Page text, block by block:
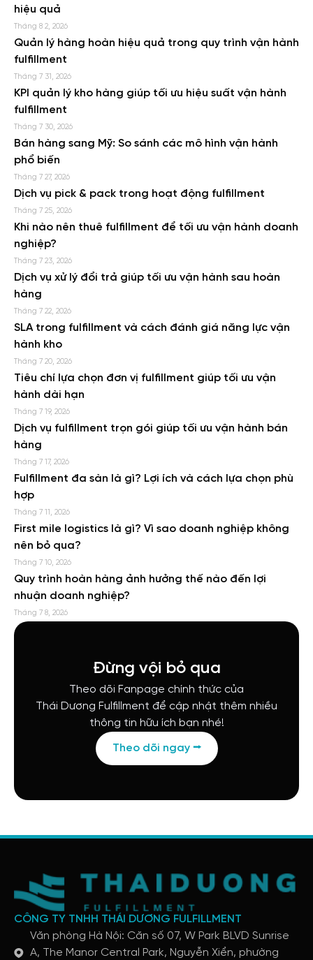
hiệu quả
Tháng 8 2, 2026
Quản lý hàng hoàn hiệu quả trong quy trình vận hành
fulfillment
Tháng 7 31, 2026
KPI quản lý kho hàng giúp tối ưu hiệu suất vận hành
fulfillment
Tháng 7 30, 2026
Bán hàng sang Mỹ: So sánh các mô hình vận hành
phổ biến
Tháng 7 27, 2026
Dịch vụ pick & pack trong hoạt động fulfillment
Tháng 7 25, 2026
Khi nào nên thuê fulfillment để tối ưu vận hành doanh
nghiệp?
Tháng 7 23, 2026
Dịch vụ xử lý đổi trả giúp tối ưu vận hành sau hoàn
hàng
Tháng 7 22, 2026
SLA trong fulfillment và cách đánh giá năng lực vận
hành kho
Tháng 7 20, 2026
Tiêu chí lựa chọn đơn vị fulfillment giúp tối ưu vận
hành dài hạn
Tháng 7 19, 2026
Dịch vụ fulfillment trọn gói giúp tối ưu vận hành bán
hàng
Tháng 7 17, 2026
Fulfillment đa sàn là gì? Lợi ích và cách lựa chọn phù
hợp
Tháng 7 11, 2026
First mile logistics là gì? Vì sao doanh nghiệp không
nên bỏ qua?
Tháng 7 10, 2026
Quy trình hoàn hàng ảnh hưởng thế nào đến lợi
nhuận doanh nghiệp?
Tháng 7 8, 2026
Đừng vội bỏ qua
Theo dõi Fanpage chính thức của
Thái Dương Fulfillment để cập nhật thêm nhiều
thông tin hữu ích bạn nhé!
Theo dõi ngay ⭢
CÔNG TY TNHH THÁI DƯƠNG FULFILLMENT
Văn phòng Hà Nội: Căn số 07, W Park BLVD Sunrise
A, The Manor Central Park, Nguyễn Xiển, phường